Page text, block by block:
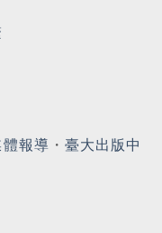
體報導 ・ 臺大出版中